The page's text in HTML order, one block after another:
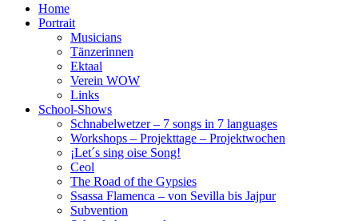
Home
Portrait
Musicians
Tänzerinnen
Ektaal
Verein WOW
Links
School-Shows
Schnabelwetzer – 7 songs in 7 languages
Workshops – Projekttage – Projektwochen
¡Let´s sing oise Song!
Ceol
The Road of the Gypsies
Ssassa Flamenca – von Sevilla bis Jajpur
Subvention